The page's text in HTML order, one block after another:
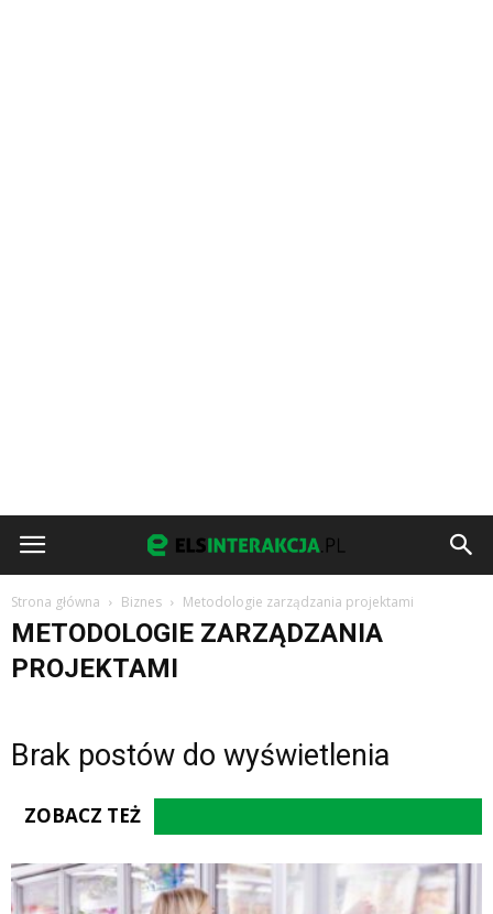
Strona główna Biznes Metodologie zarządzania projektami
METODOLOGIE ZARZĄDZANIA
PROJEKTAMI
Brak postów do wyświetlenia
ZOBACZ TEŻ